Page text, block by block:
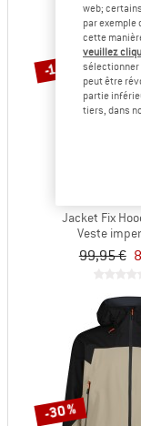
-10 %
Jacket Fix
Veste
99,95 €
-30 %
web;
par
cette
veuillez
sélectionner
peut être
partie
tiers, dans